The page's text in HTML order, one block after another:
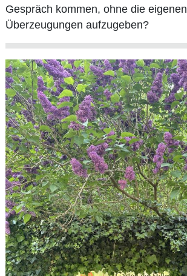
Gespräch kommen, ohne die eigenen
Überzeugungen aufzugeben?